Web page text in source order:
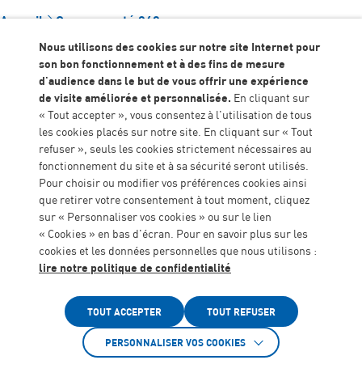
Accueil Communauté 360
Contact
Communauté 360
0800 360 360
coordination@c360lotetgaronne.fr
Du lundi au vendredi de 9h à 12h et de 13h à 17h
Sommaire
Documents
Qu'est-ce que la
Communauté 360 ?
Nous utilisons des cookies sur notre site Internet pour
son bon fonctionnement et à des fins de mesure
d'audience dans le but de vous offrir une expérience
de visite améliorée et personnalisée. En cliquant sur
« Tout accepter », vous consentez à l'utilisation de tous
les cookies placés sur notre site. En cliquant sur « Tout
refuser », seuls les cookies strictement nécessaires au
fonctionnement du site et à sa sécurité seront utilisés.
Pour choisir ou modifier vos préférences cookies ainsi
que retirer votre consentement à tout moment, cliquez
sur « Personnaliser vos cookies » ou sur le lien
« Cookies » en bas d'écran. Pour en savoir plus sur les
cookies et les données personnelles que nous utilisons :
lire notre politique de confidentialité
TOUT ACCEPTER TOUT REFUSER
PERSONNALISER VOS COOKIES